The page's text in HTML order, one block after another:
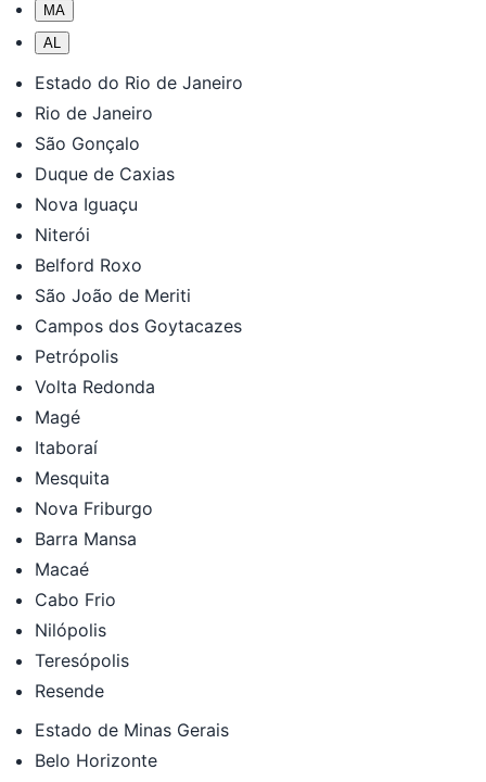
MA
AL
Estado do Rio de Janeiro
Rio de Janeiro
São Gonçalo
Duque de Caxias
Nova Iguaçu
Niterói
Belford Roxo
São João de Meriti
Campos dos Goytacazes
Petrópolis
Volta Redonda
Magé
Itaboraí
Mesquita
Nova Friburgo
Barra Mansa
Macaé
Cabo Frio
Nilópolis
Teresópolis
Resende
Estado de Minas Gerais
Belo Horizonte